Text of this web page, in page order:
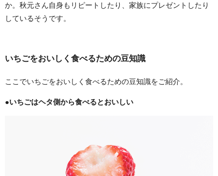
か。秋元さん自身もリピートしたり、家族にプレゼントしたり
しているそうです。
いちごをおいしく食べるための豆知識
ここでいちごをおいしく食べるための豆知識をご紹介。
●いちごはヘタ側から食べるとおいしい